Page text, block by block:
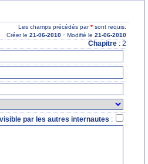
Les champs précédés par* sont requis.
Créer le 21-06-2010 - Modifié le 21-06-2010
Chapitre : 2
par les autres internautes :